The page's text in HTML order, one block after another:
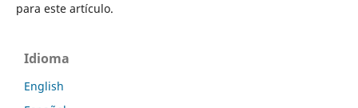
para este artículo.
Idioma
English